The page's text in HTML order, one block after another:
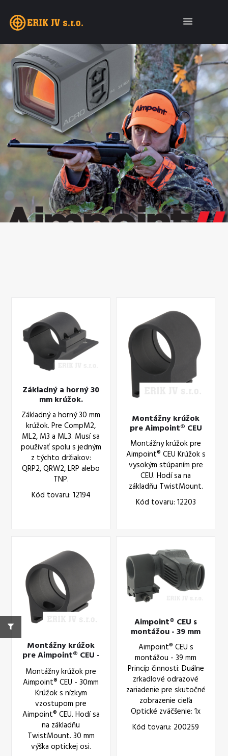
Základný a horný 30
mm krúžok.
Základný a horný 30 mm
krúžok. Pre CompM2,
ML2, M3 a ML3. Musí sa
používať spolu s jedným
z týchto držiakov:
QRP2, QRW2, LRP alebo
TNP.
Kód tovaru: 12194
Montážny krúžok
pre Aimpoint® CEU
Montážny krúžok pre
Aimpoint® CEU Krúžok s
vysokým stúpaním pre
CEU. Hodí sa na
základňu TwistMount.
Kód tovaru: 12203
Montážny krúžok
pre Aimpoint® CEU -
30mm
Montážny krúžok pre
Aimpoint® CEU - 30mm
Krúžok s nízkym
vzostupom pre
Aimpoint® CEU. Hodí sa
na základňu
TwistMount. 30 mm
výška optickej osi.
Aimpoint® CEU s
montážou - 39 mm
Aimpoint® CEU s
montážou - 39 mm
Princíp činnosti: Duálne
zrkadlové odrazové
zariadenie pre skutočné
zobrazenie cieľa
Optické zväčšenie: 1x
Kód tovaru: 200259